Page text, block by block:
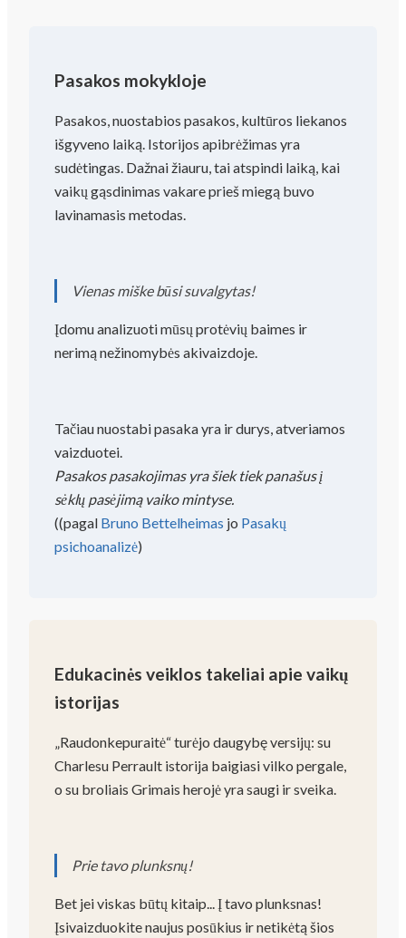
Pasakos mokykloje
Pasakos, nuostabios pasakos, kultūros liekanos
išgyveno laiką. Istorijos apibrėžimas yra
sudėtingas. Dažnai žiauru, tai atspindi laiką, kai
vaikų gąsdinimas vakare prieš miegą buvo
lavinamasis metodas.
Vienas miške būsi suvalgytas!
Įdomu analizuoti mūsų protėvių baimes ir
nerimą nežinomybės akivaizdoje.
Tačiau nuostabi pasaka yra ir durys, atveriamos
vaizduotei.
Pasakos pasakojimas yra šiek tiek panašus į
sėklų pasėjimą vaiko mintyse.
((pagal Bruno Bettelheimas jo Pasakų
psichoanalizė)
Edukacinės veiklos takeliai apie vaikų
istorijas
„Raudonkepuraitė“ turėjo daugybę versijų: su
Charlesu Perrault istorija baigiasi vilko pergale,
o su broliais Grimais herojė yra saugi ir sveika.
Prie tavo plunksnų!
Bet jei viskas būtų kitaip... Į tavo plunksnas!
Įsivaizduokite naujus posūkius ir netikėtą šios